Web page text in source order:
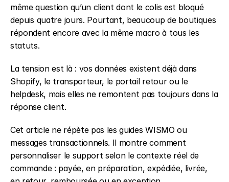
même question qu’un client dont le colis est bloqué
depuis quatre jours. Pourtant, beaucoup de boutiques
répondent encore avec la même macro à tous les
statuts.
La tension est là : vos données existent déjà dans
Shopify, le transporteur, le portail retour ou le
helpdesk, mais elles ne remontent pas toujours dans la
réponse client.
Cet article ne répète pas les guides WISMO ou
messages transactionnels. Il montre comment
personnaliser le support selon le contexte réel de
commande : payée, en préparation, expédiée, livrée,